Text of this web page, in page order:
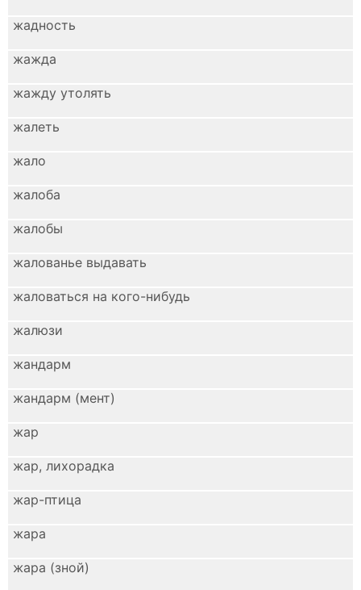
жадность
жажда
жажду утолять
жалеть
жало
жалоба
жалобы
жалованье выдавать
жаловаться на кого-нибудь
жалюзи
жандарм
жандарм (мент)
жар
жар, лихорадка
жар-птица
жара
жара (зной)